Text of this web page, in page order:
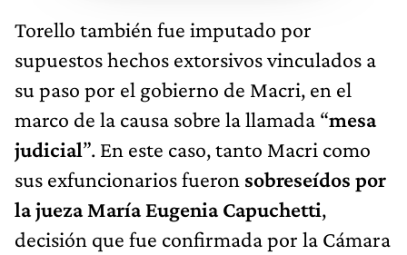
Torello también fue imputado por
supuestos hechos extorsivos vinculados a
su paso por el gobierno de Macri, en el
marco de la causa sobre la llamada “mesa
judicial”. En este caso, tanto Macri como
sus exfuncionarios fueron sobreseídos por
la jueza María Eugenia Capuchetti,
decisión que fue confirmada por la Cámara